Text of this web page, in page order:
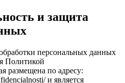
и защита
персональных данных
Политикой
размещена по адресу:
и является